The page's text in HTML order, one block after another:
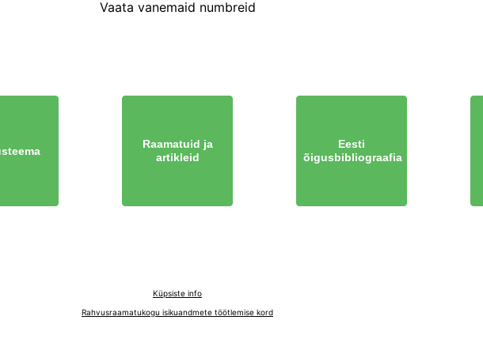
Vaata vanemaid numbreid
Raamatuid ja
artikleid
Eesti
õigusbibliograafia
Küpsiste info
Rahvusraamatukogu isikuandmete töötlemise kord